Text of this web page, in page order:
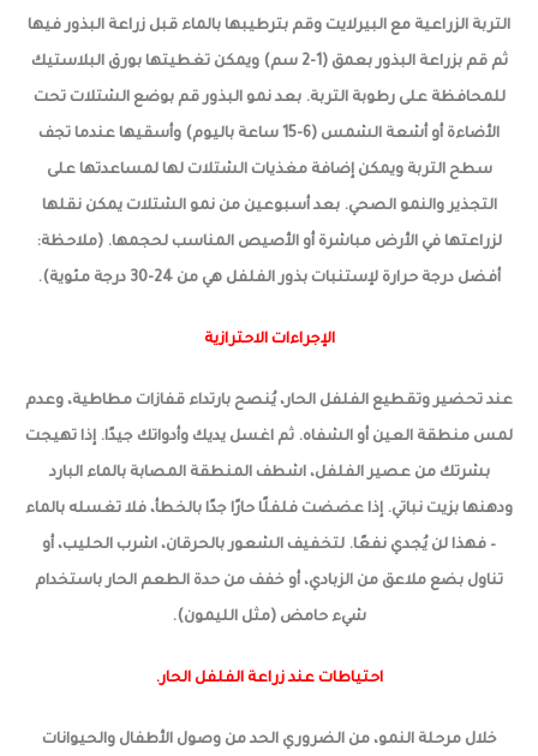
التربة الزراعية مع البيرلايت وقم بترطيبها بالماء قبل زراعة البذور فيها
ثم قم بزراعة البذور بعمق (1-2 سم) ويمكن تغطيتها بورق البلاستيك
للمحافظة على رطوبة التربة. بعد نمو البذور قم بوضع الشتلات تحت
الأضاءة أو أشعة الشمس (6-15 ساعة باليوم) وأسقيها عندما تجف
سطح التربة ويمكن إضافة مغذيات الشتلات لها لمساعدتها على
التجذير والنمو الصحي. بعد أسبوعين من نمو الشتلات يمكن نقلها
لزراعتها في الأرض مباشرة أو الأصيص المناسب لحجمها. (ملاحظة:
أفضل درجة حرارة لإستنبات بذور الفلفل هي من 24-30 درجة مئوية).
الإجراءات الاحترازية
عند تحضير وتقطيع الفلفل الحار، يُنصح بارتداء قفازات مطاطية، وعدم
لمس منطقة العين أو الشفاه. ثم اغسل يديك وأدواتك جيدًا. إذا تهيجت
بشرتك من عصير الفلفل، اشطف المنطقة المصابة بالماء البارد
ودهنها بزيت نباتي. إذا عضضت فلفلًا حارًا جدًا بالخطأ، فلا تغسله بالماء
– فهذا لن يُجدي نفعًا. لتخفيف الشعور بالحرقان، اشرب الحليب، أو
تناول بضع ملاعق من الزبادي، أو خفف من حدة الطعم الحار باستخدام
شيء حامض (مثل الليمون).
احتياطات عند زراعة الفلفل الحار.
خلال مرحلة النمو، من الضروري الحد من وصول الأطفال والحيوانات